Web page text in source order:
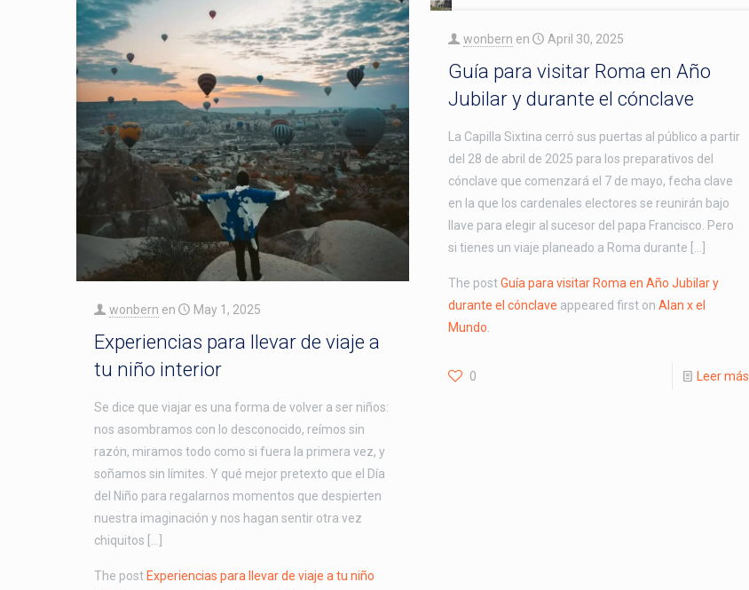
wonbern en May 1, 2025
Experiencias para llevar de viaje a
tu niño interior
Se dice que viajar es una forma de volver a ser niños:
nos asombramos con lo desconocido, reímos sin
razón, miramos todo como si fuera la primera vez, y
soñamos sin límites. Y qué mejor pretexto que el Día
del Niño para regalarnos momentos que despierten
nuestra imaginación y nos hagan sentir otra vez
chiquitos […]
The post Experiencias para llevar de viaje a tu niño
wonbern en April 30, 2025
Guía para visitar Roma en Año
Jubilar y durante el cónclave
La Capilla Sixtina cerró sus puertas al público a partir
del 28 de abril de 2025 para los preparativos del
cónclave que comenzará el 7 de mayo, fecha clave
en la que los cardenales electores se reunirán bajo
llave para elegir al sucesor del papa Francisco. Pero
si tienes un viaje planeado a Roma durante […]
The postGuía para visitar Roma en Año Jubilar y
durante el cónclave appeared first on Alan x el
Mundo
0 Leer más